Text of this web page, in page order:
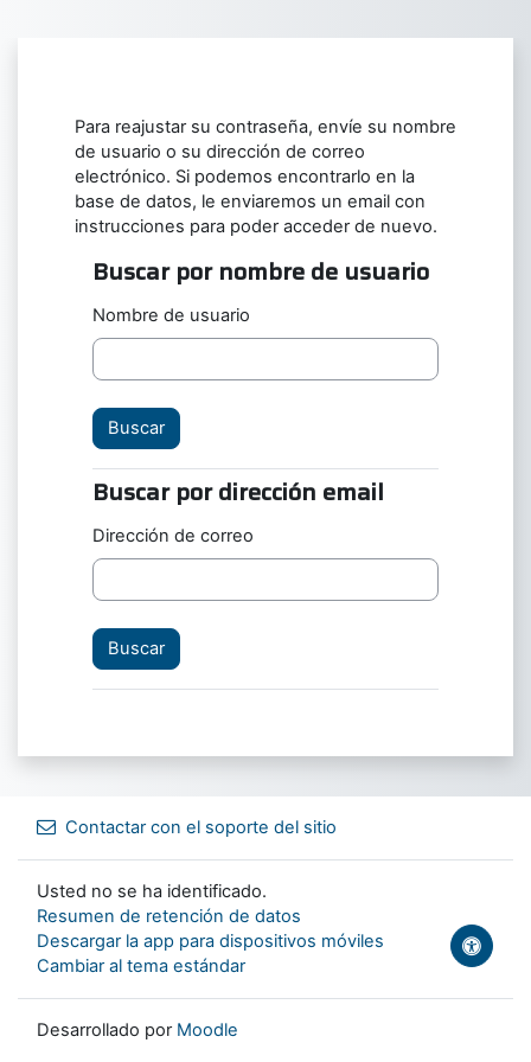
Para reajustar su contraseña, envíe su nombre
de usuario o su dirección de correo
electrónico. Si podemos encontrarlo en la
base de datos, le enviaremos un email con
instrucciones para poder acceder de nuevo.
Buscar por nombre de usuario
Buscar por nombre de usuario
Nombre de usuario
Buscar por dirección email
Buscar por dirección email
Dirección de correo
Contactar con el soporte del sitio
Usted no se ha identificado.
Resumen de retención de datos
Descargar la app para dispositivos móviles
Cambiar al tema estándar
Desarrollado por Moodle